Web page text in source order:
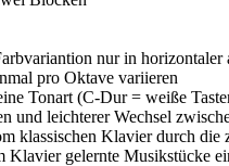
nur in
pro Oktave variieren
Tonart (C-Dur = weiße
und leichterer Wechsel
klassischen Klavier durch
Klavier gelernte Musikstücke